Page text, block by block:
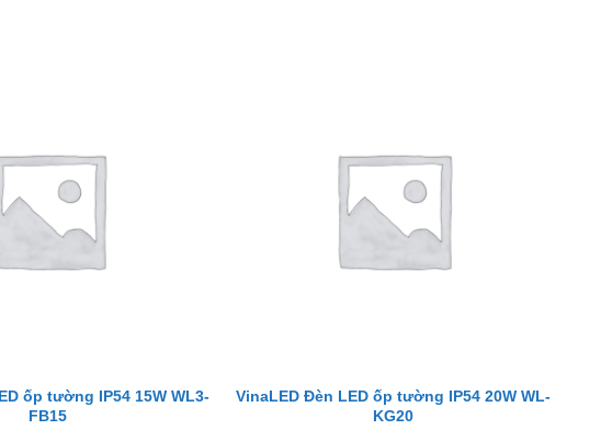
ốp tường IP54 15W WL3-
FB15
VinaLED Đèn LED ốp tường IP54 20W WL-
KG20